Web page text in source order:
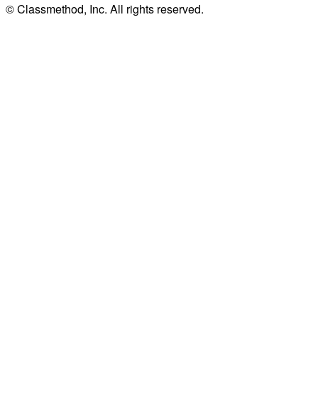
© Classmethod, Inc. All rights reserved.